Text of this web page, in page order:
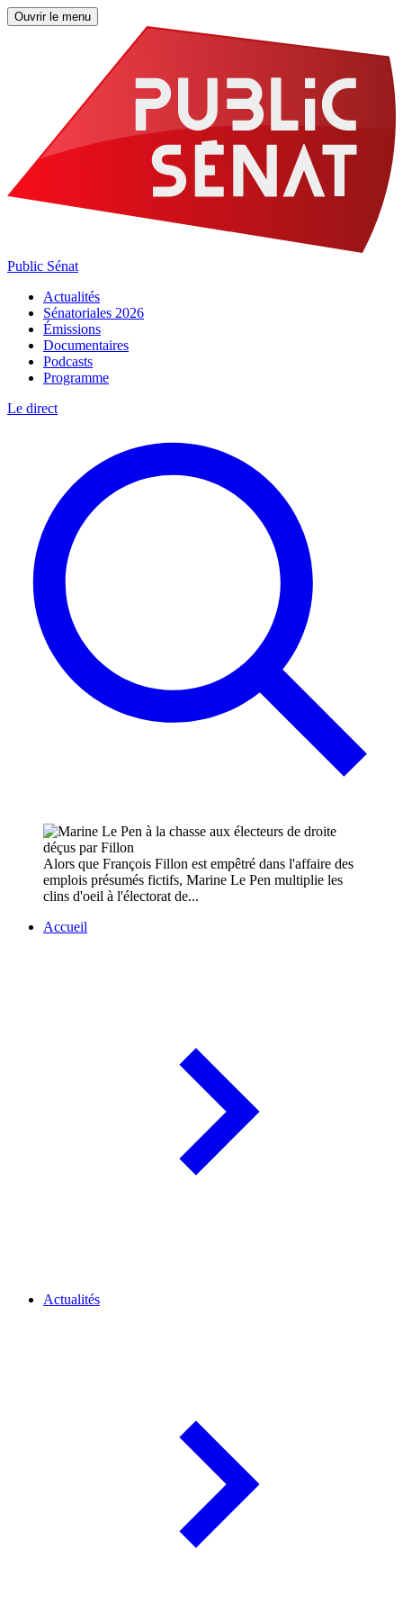
Ouvrir le menu
Public Sénat
Actualités
Sénatoriales 2026
Émissions
Documentaires
Podcasts
Programme
Le direct
Alors que François Fillon est empêtré dans l'affaire des
emplois présumés fictifs, Marine Le Pen multiplie les
clins d'oeil à l'électorat de...
Accueil
Actualités